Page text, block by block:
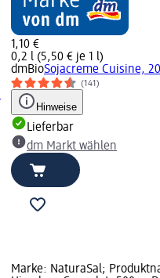
1,10 €
0,2 l (5,50 € je 1 l)
dmBioSojacreme Cuisine,
(141)
Hinweise
Lieferbar
dm Markt wählen
Marke: NaturaSal;